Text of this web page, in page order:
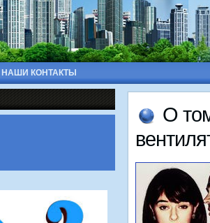
НАШИ КОНТАКТЫ
О